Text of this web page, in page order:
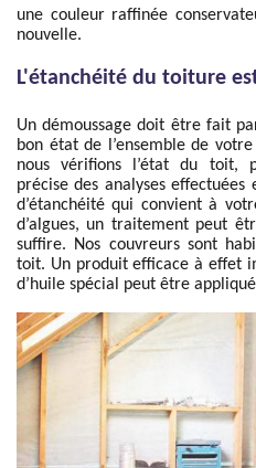
une couleur raffinée
nouvelle.
L'étanchéité du toiture
Un démoussage doit être fait
bon état de l’ensemble de
nous vérifions l’état du toit,
précise des analyses
d’étanchéité qui convient à
d’algues, un traitement peut
suffire. Nos couvreurs sont
toit. Un produit efficace à effet
d’huile spécial peut être